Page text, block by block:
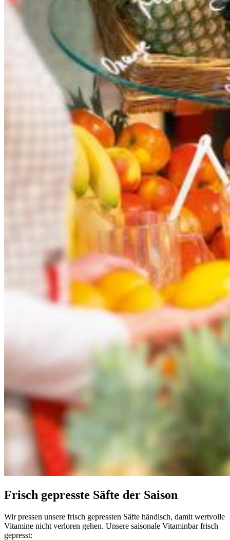
Frisch gepresste Säfte der Saison
Wir pressen unsere frisch gepressten Säfte händisch, damit wertvolle
Vitamine nicht verloren gehen. Unsere saisonale Vitaminbar frisch
gepresst: